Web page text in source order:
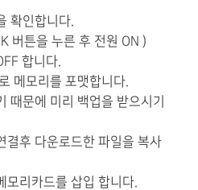
확인합니다.
버튼을 누른 후 전원 ON )
합니다.
메모리를 포맷합니다.
때문에 미리 백업을 받으시기
결후 다운로드한 파일을 복사
모리카드를 삽입 합니다.